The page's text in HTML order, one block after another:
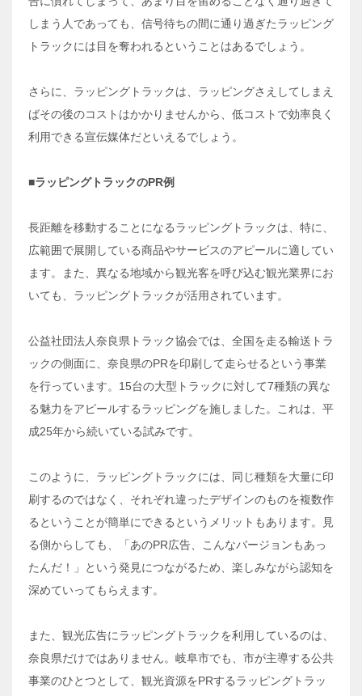
しまう人であっても、信号待ちの間に通り過ぎたラッピング
トラックには目を奪われるということはあるでしょう。
さらに、ラッピングトラックは、ラッピングさえしてしまえ
ばその後のコストはかかりませんから、低コストで効率良く
利用できる宣伝媒体だといえるでしょう。
■ラッピングトラックのPR例
長距離を移動することになるラッピングトラックは、特に、
広範囲で展開している商品やサービスのアピールに適してい
ます。また、異なる地域から観光客を呼び込む観光業界にお
いても、ラッピングトラックが活用されています。
公益社団法人奈良県トラック協会では、全国を走る輸送トラ
ックの側面に、奈良県のPRを印刷して走らせるという事業
を行っています。15台の大型トラックに対して7種類の異な
る魅力をアピールするラッピングを施しました。これは、平
成25年から続いている試みです。
このように、ラッピングトラックには、同じ種類を大量に印
刷するのではなく、それぞれ違ったデザインのものを複数作
るということが簡単にできるというメリットもあります。見
る側からしても、「あのPR広告、こんなバージョンもあっ
たんだ！」という発見につながるため、楽しみながら認知を
深めていってもらえます。
また、観光広告にラッピングトラックを利用しているのは、
奈良県だけではありません。岐阜市でも、市が主導する公共
事業のひとつとして、観光資源をPRするラッピングトラッ